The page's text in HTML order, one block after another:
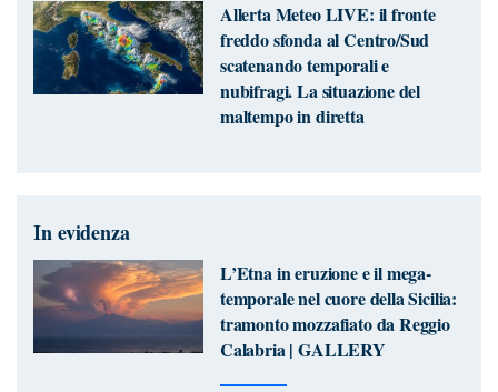
Allerta Meteo LIVE: il fronte
freddo sfonda al Centro/Sud
scatenando temporali e
nubifragi. La situazione del
maltempo in diretta
In evidenza
L’Etna in eruzione e il mega-
temporale nel cuore della Sicilia:
tramonto mozzafiato da Reggio
Calabria | GALLERY